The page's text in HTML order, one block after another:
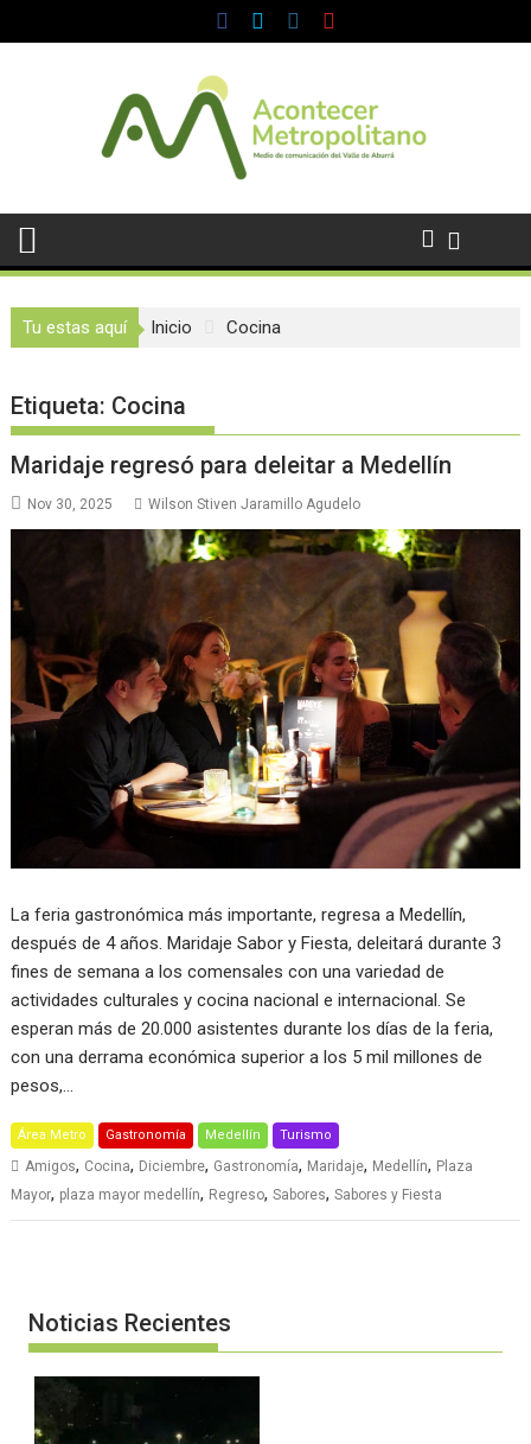
al
Tu estas aquí Inicio Cocina
Etiqueta: Cocina
Maridaje regresó para deleitar a Medellín
Nov 30, 2025 Wilson Stiven Jaramillo Agudelo
La feria gastronómica más importante, regresa a Medellín,
después de 4 años. Maridaje Sabor y Fiesta, deleitará durante 3
fines de semana a los comensales con una variedad de
actividades culturales y cocina nacional e internacional. Se
esperan más de 20.000 asistentes durante los días de la feria,
con una derrama económica superior a los 5 mil millones de
pesos,…
Área Metro Gastronomía Medellín Turismo
Amigos, Cocina, Diciembre, Gastronomía, Maridaje, Medellín, Plaza
Mayor, plaza mayor medellín, Regreso,Sabores,Sabores y Fiesta
Noticias Recientes